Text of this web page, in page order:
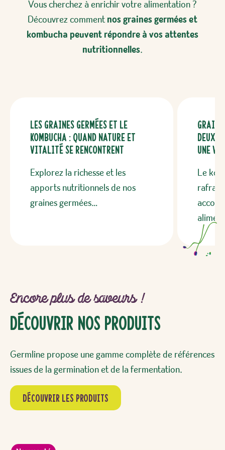
et sécurisée.
Vous cherchez à enrichir votre alimentation ?
Découvrez comment nos graines germées et
kombucha peuvent répondre à vos attentes
nutritionnelles.
Les graines germées et le
kombucha : quand nature et
vitalité se rencontrent
Explorez la richesse et les
apports nutritionnels de nos
graines germées…
deux
une
Le
Encore plus de saveurs !
Découvrir Nos Produits
Germline propose une gamme complète de références
issues de la germination et de la fermentation.
Découvrir les produits